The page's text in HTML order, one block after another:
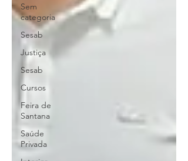
Sem
categoria
Sesab
Justiça
Sesab
Cursos
Feira de
Santana
Saúde
Privada